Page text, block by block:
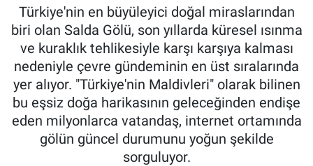
Türkiye'nin en büyüleyici doğal miraslarından
biri olan Salda Gölü, son yıllarda küresel ısınma
ve kuraklık tehlikesiyle karşı karşıya kalması
nedeniyle çevre gündeminin en üst sıralarında
yer alıyor. "Türkiye'nin Maldivleri" olarak bilinen
bu eşsiz doğa harikasının geleceğinden endişe
eden milyonlarca vatandaş, internet ortamında
gölün güncel durumunu yoğun şekilde
sorguluyor.
Tüm Manşetler
Son Dakika Haberleri
Haber Arşivi